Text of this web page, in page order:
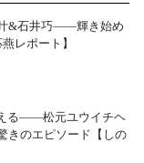
&石井巧――輝き始め
レポート】
る――松元ユウイチヘ
きのエピソード【しの